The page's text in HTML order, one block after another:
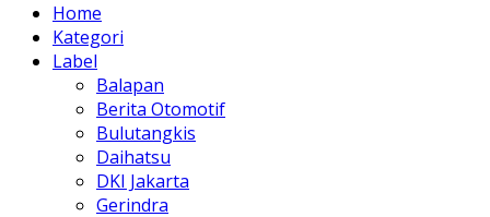
Home
Kategori
Label
Balapan
Berita Otomotif
Bulutangkis
Daihatsu
DKI Jakarta
Gerindra